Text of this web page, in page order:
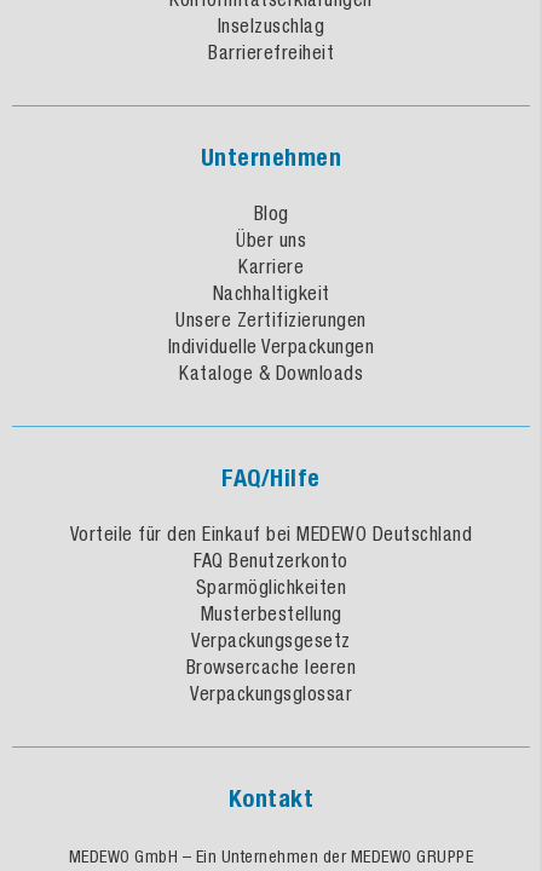
Inselzuschlag
Barrierefreiheit
Unternehmen
Blog
Über uns
Karriere
Nachhaltigkeit
Unsere Zertifizierungen
Individuelle Verpackungen
Kataloge & Downloads
FAQ/Hilfe
Vorteile für den Einkauf bei MEDEWO Deutschland
FAQ Benutzerkonto
Sparmöglichkeiten
Musterbestellung
Verpackungsgesetz
Browsercache leeren
Verpackungsglossar
Kontakt
MEDEWO GmbH – Ein Unternehmen der MEDEWO GRUPPE